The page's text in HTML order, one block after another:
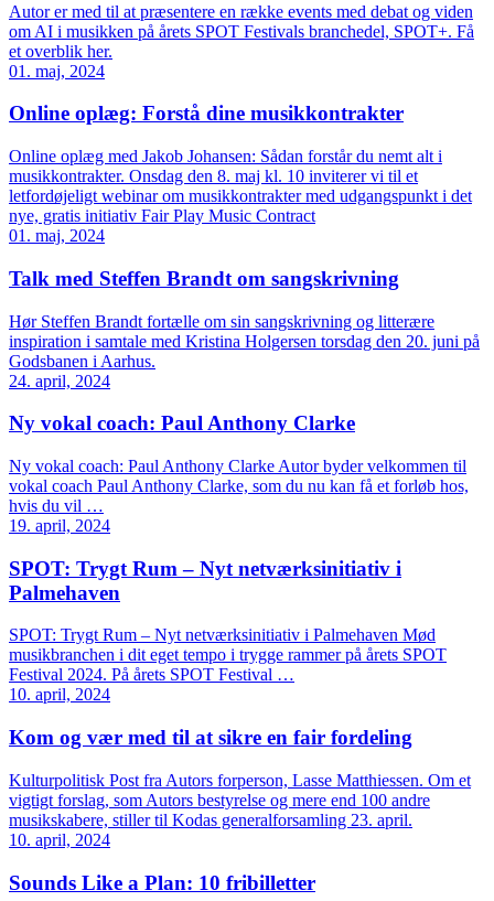
Autor er med til at præsentere en række events med debat og viden
om AI i musikken på årets SPOT Festivals branchedel, SPOT+. Få
et overblik her.
01. maj, 2024
Online oplæg: Forstå dine musikkontrakter
Online oplæg med Jakob Johansen: Sådan forstår du nemt alt i
musikkontrakter. Onsdag den 8. maj kl. 10 inviterer vi til et
letfordøjeligt webinar om musikkontrakter med udgangspunkt i det
nye, gratis initiativ Fair Play Music Contract
01. maj, 2024
Talk med Steffen Brandt om sangskrivning
Hør Steffen Brandt fortælle om sin sangskrivning og litterære
inspiration i samtale med Kristina Holgersen torsdag den 20. juni på
Godsbanen i Aarhus.
24. april, 2024
Ny vokal coach: Paul Anthony Clarke
Ny vokal coach: Paul Anthony Clarke Autor byder velkommen til
vokal coach Paul Anthony Clarke, som du nu kan få et forløb hos,
hvis du vil …
19. april, 2024
SPOT: Trygt Rum – Nyt netværksinitiativ i
Palmehaven
SPOT: Trygt Rum – Nyt netværksinitiativ i Palmehaven Mød
musikbranchen i dit eget tempo i trygge rammer på årets SPOT
Festival 2024. På årets SPOT Festival …
10. april, 2024
Kom og vær med til at sikre en fair fordeling
Kulturpolitisk Post fra Autors forperson, Lasse Matthiessen. Om et
vigtigt forslag, som Autors bestyrelse og mere end 100 andre
musikskabere, stiller til Kodas generalforsamling 23. april.
10. april, 2024
Sounds Like a Plan: 10 fribilletter